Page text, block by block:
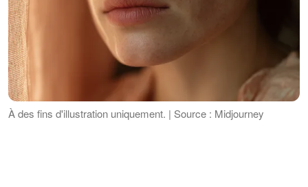
À des fins d'illustration uniquement. | Source : Midjourney